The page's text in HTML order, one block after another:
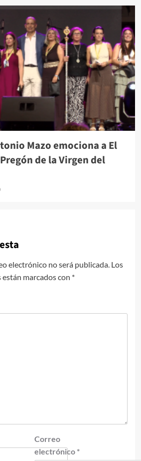
Mazo emociona a El
de la Virgen del
electrónico no será publicada. Los
marcados con *
Correo
electrónico *